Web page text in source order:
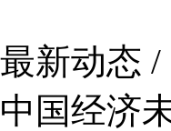
最新动态 /
中国经济